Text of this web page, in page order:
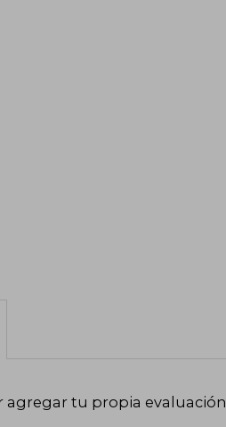
agregar tu propia evaluación